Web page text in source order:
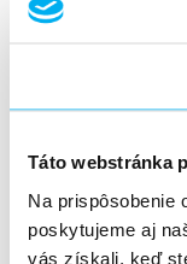
Táto webstránka
Na prispôsobenie
poskytujeme aj
vás získali, keď